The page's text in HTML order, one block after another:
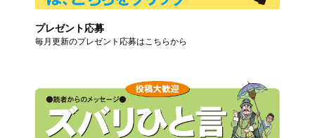
プレゼント応募
毎月更新のプレゼント応募はこちらから